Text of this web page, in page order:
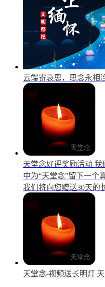
云端寄哀思，思念永相
天堂念好评奖励活动 我
中为“天堂念”留下一个
我们将向您赠送30天的
天堂念-视频送长明灯